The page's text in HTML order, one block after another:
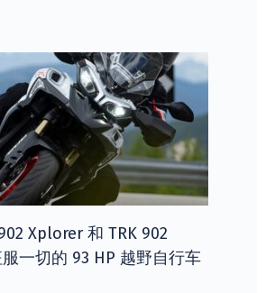
Xplorer 和 TRK 902
一切的 93 HP 越野自行车